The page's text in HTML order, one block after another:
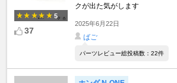
5
37
クが出た気がします
2025年6月22日
ばご
パーツレビュー総投稿数：22件